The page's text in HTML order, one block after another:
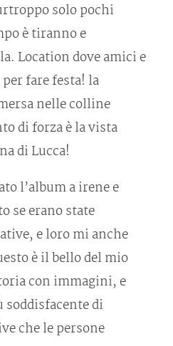
solo pochi
è tiranno e
Location dove amici e
fare festa! la
nelle colline
di forza è la vista
di Lucca!
l’album a irene e
se erano state
e loro mi anche
è il bello del mio
con immagini, e
soddisfacente di
che le persone